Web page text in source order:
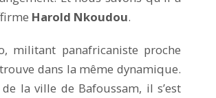
Harold Nkoudou.
militant panafricaniste proche
dans la même dynamique.
la ville de Bafoussam, il s’est